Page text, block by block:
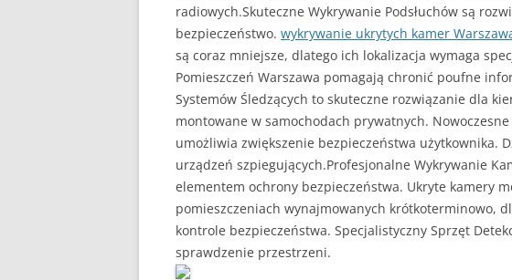
radiowych.Skuteczne Wykrywanie Podsłuchów są
bezpieczeństwo. wykrywanie ukrytych kamer
są coraz mniejsze, dlatego ich lokalizacja wymaga
Pomieszczeń Warszawa pomagają chronić poufne
Systemów Śledzących to skuteczne rozwiązanie dla
montowane w samochodach prywatnych.
umożliwia zwiększenie bezpieczeństwa użytkownika.
urządzeń szpiegujących.Profesjonalne Wykrywanie
elementem ochrony bezpieczeństwa. Ukryte kamery
pomieszczeniach wynajmowanych krótkoterminowo,
kontrole bezpieczeństwa. Specjalistyczny Sprzęt
sprawdzenie przestrzeni.